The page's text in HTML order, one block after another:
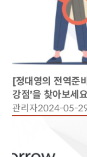
[정대영의 전역준
강점’을 찾아보세요
관리자2024-05-